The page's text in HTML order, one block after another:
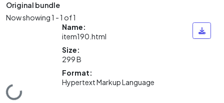
Original bundle
Now showing1 - 1 of 1
Loading...
Name:
item190.html
Size:
299 B
Format:
Hypertext Markup Language